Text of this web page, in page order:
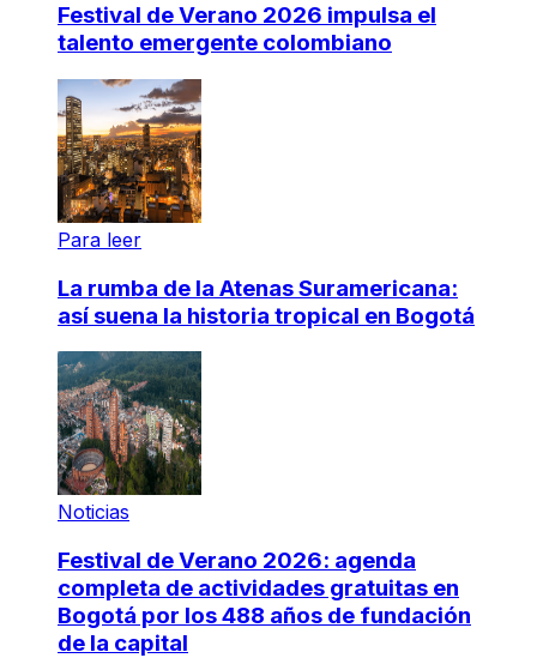
Festival de Verano 2026 impulsa el
talento emergente colombiano
Para leer
La rumba de la Atenas Suramericana:
así suena la historia tropical en Bogotá
Noticias
Festival de Verano 2026: agenda
completa de actividades gratuitas en
Bogotá por los 488 años de fundación
de la capital